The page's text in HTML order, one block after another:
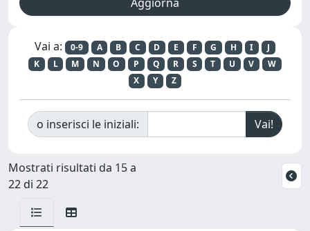
Vai a: 0-9 A B C D E F G H I
J
K
L M N O P Q R S T U V
W
X
Y Z
o inserisci le iniziali:
Mostrati risultati da 15 a
22 di 22